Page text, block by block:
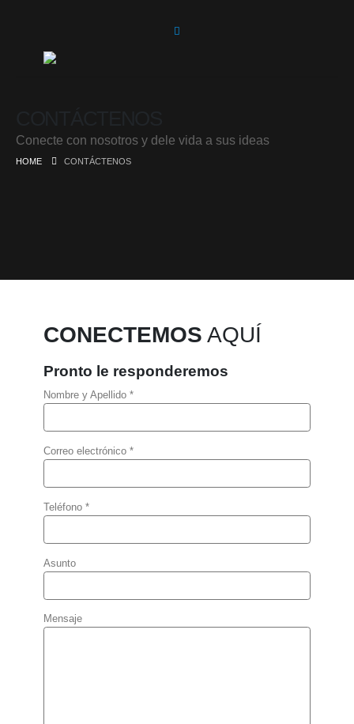
Conecte con nosotros y dele vida a sus ideas
HOME CONTÁCTENOS
CONECTEMOS AQUÍ
Pronto le responderemos
Nombre y Apellido *
Correo electrónico *
Teléfono *
Asunto
Mensaje